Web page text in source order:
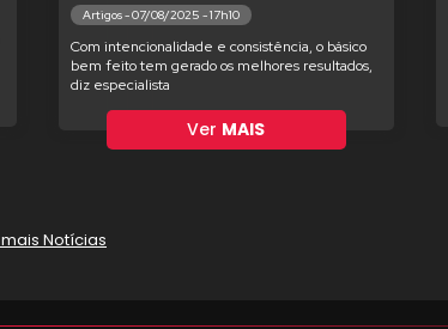
Artigos - 07/08/2025 - 17h10
Com intencionalidade e consistência, o básico
bem feito tem gerado os melhores resultados,
diz especialista
Ver MAIS
mais Notícias